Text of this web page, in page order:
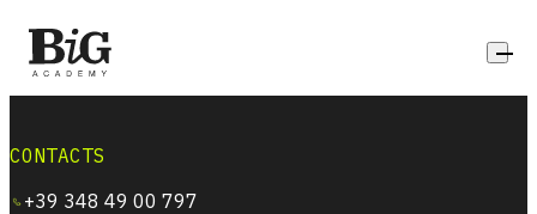
Skip to content
CONTACTS
+39 348 49 00 797